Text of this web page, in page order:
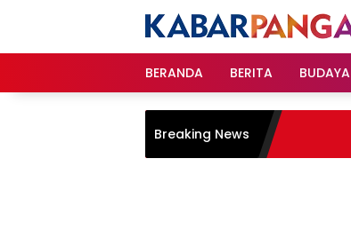
BERANDA BERITA BUDAYA
Breaking News